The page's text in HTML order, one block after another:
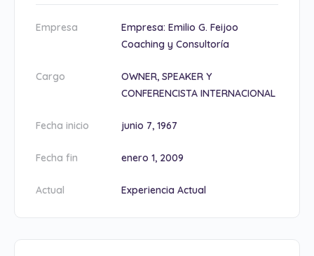
Empresa
Empresa: Emilio G. Feijoo
Coaching y Consultoría
Cargo
OWNER, SPEAKER Y
CONFERENCISTA INTERNACIONAL
Fecha inicio junio 7, 1967
Fecha fin enero 1, 2009
Actual Experiencia Actual